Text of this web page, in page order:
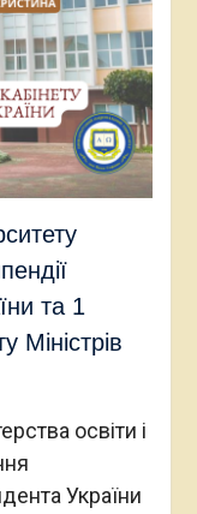
та 1
Міністрів
освіти і
України